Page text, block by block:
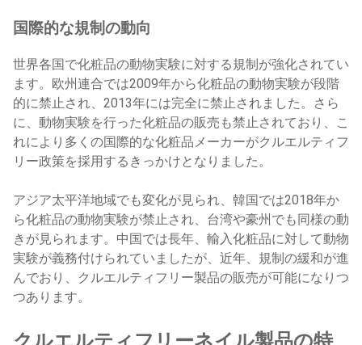
国際的な規制の動向
世界各国で化粧品の動物実験に対する規制が強化されてい
ます。欧州連合では2009年から化粧品の動物実験が段階
的に禁止され、2013年には完全に禁止されました。さら
に、動物実験を行った化粧品の販売も禁止されており、こ
れにより多くの国際的な化粧品メーカーがクルエルティフ
リー政策を採用するきっかけとなりました。
アジア太平洋地域でも変化が見られ、韓国では2018年か
ら化粧品の動物実験が禁止され、台湾や豪州でも同様の動
きが見られます。中国では長年、輸入化粧品に対して動物
実験が義務付けられていましたが、近年、規制の緩和が進
んでおり、クルエルティフリー製品の販売が可能になりつ
つあります。